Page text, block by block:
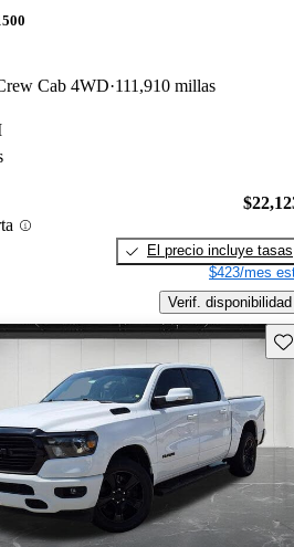
Cab 4WD 111,910 millas
El precio incluye tasas
$423/mes
Verif. disponibilidad